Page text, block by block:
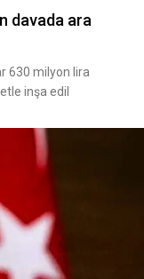
davada ara
630 milyon lira
inşa edil